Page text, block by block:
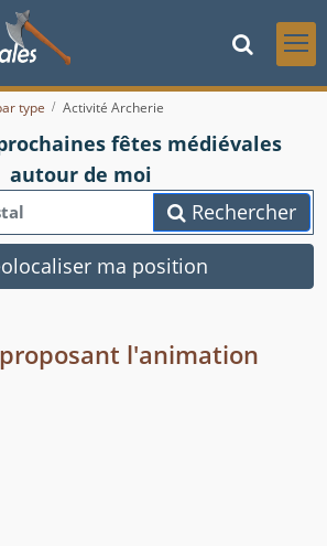
type Activité Archerie
fêtes médiévales
autour de moi
Rechercher
ma position
l'animation